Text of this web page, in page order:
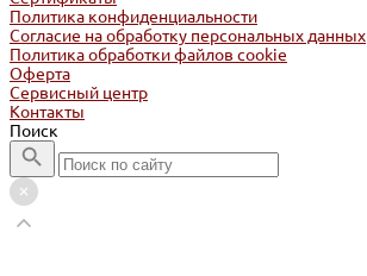
Политика конфиденциальности
Согласие на обработку персональных данных
Политика обработки файлов cookie
Оферта
Сервисный центр
Контакты
Поиск